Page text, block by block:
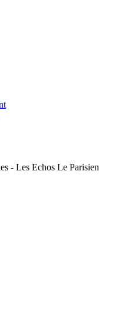
- Les Echos Le Parisien